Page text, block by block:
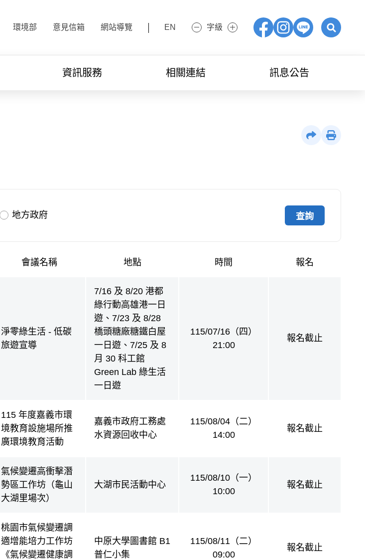
環境部 意見信箱 網站導覽 EN 字級
小字級
大字級
資訊服務 相關連結 訊息公告
地方政府
會議名稱 地點 時間 報名
淨零綠生活 - 低碳
旅遊宣導
7/16 及 8/20 港都
綠行動高雄港一日
遊、7/23 及 8/28
橋頭糖廠糖鐵白屋
一日遊、7/25 及 8
月 30 科工館
Green Lab 綠生活
一日遊
115/07/16（四）
21:00
報名截止
115 年度嘉義市環
境教育設施場所推
廣環境教育活動
嘉義市政府工務處
水資源回收中心
115/08/04（二）
14:00
報名截止
氣候變遷高衝擊潛
勢區工作坊（龜山
大湖里場次）
大湖市民活動中心
115/08/10（一）
10:00
報名截止
桃園市氣候變遷調
適增能培力工作坊
《氣候變遷健康調
中原大學圖書館 B1
普仁小集
115/08/11（二）
09:00
報名截止